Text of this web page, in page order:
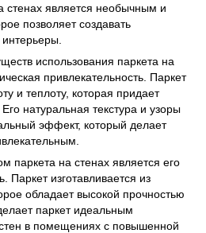
стенах является необычным и
позволяет создавать
использования паркета на
привлекательность. Паркет
и теплоту, которая придает
натуральная текстура и узоры
эффект, который делает
на стенах является его
Паркет изготавливается из
обладает высокой прочностью
паркет идеальным
в помещениях с повышенной